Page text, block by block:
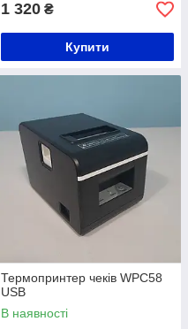
1 320 ₴
Купити
Термопринтер чеків WPC58
USB
В наявності